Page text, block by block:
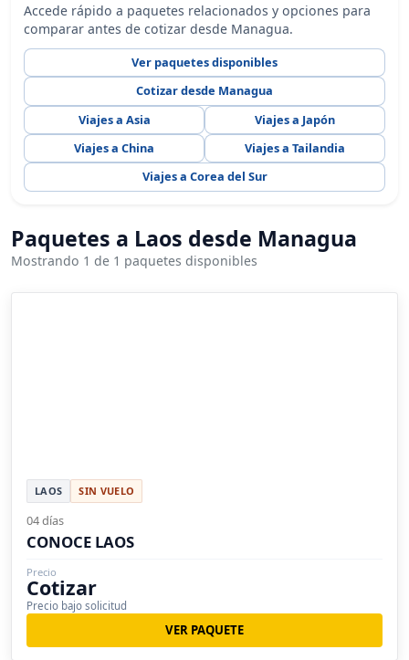
Accede rápido a paquetes relacionados y opciones para
comparar antes de cotizar desde Managua.
Ver paquetes disponibles
Cotizar desde Managua
Viajes a Asia
Viajes a Japón
Viajes a China
Viajes a Tailandia
Viajes a Corea del Sur
Paquetes a Laos desde Managua
Mostrando 1 de 1 paquetes disponibles
LAOS SIN VUELO
04 días
CONOCE LAOS
Precio
Cotizar
Precio bajo solicitud
VER PAQUETE